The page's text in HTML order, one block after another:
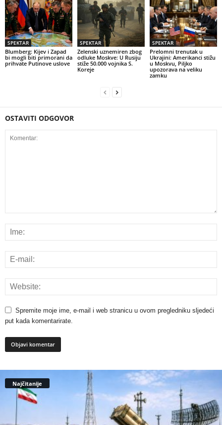
SPEKTAR
Blumberg: Kijev i Zapad
bi mogli biti primorani da
prihvate Putinove uslove
SPEKTAR
Zelenski uznemiren zbog
odluke Moskve: U Rusiju
stiže 50.000 vojnika S.
Koreje
SPEKTAR
Prelomni trenutak u
Ukrajini: Amerikanci stižu
u Moskvu, Piljko
upozorava na veliku
zamku
OSTAVITI ODGOVOR
Spremite moje ime, e-mail i web stranicu u ovom pregledniku sljedeći
put kada komentarirate.
Najčitanije